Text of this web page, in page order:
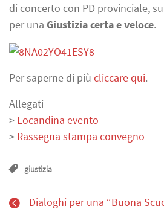
di concerto con PD provinciale,
per una Giustizia certa e veloce.
Per saperne di più cliccare qui.
Allegati
> Locandina evento
> Rassegna stampa convegno
giustizia
Dialoghi per una “Buona